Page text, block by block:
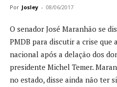
Por Josley - 08/06/2017
O senador José Maranhão se
PMDB para discutir a crise que
nacional após a delação dos
presidente Michel Temer.
no estado, disse ainda não ter